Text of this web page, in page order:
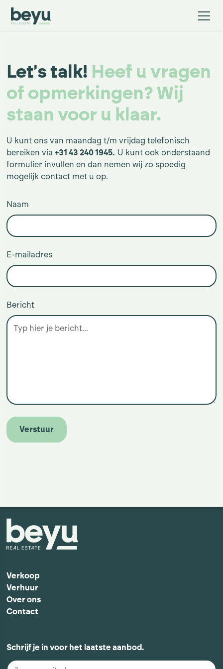
Let's talk! Heef u vragen
of opmerkingen? Wij
staan voor u klaar.
U kunt ons van maandag t/m vrijdag telefonisch
bereiken via+31 43 240 1945. U kunt ook onderstaand
formulier invullen en dan nemen wij zo spoedig
mogelijk contact met u op.
Naam
E-mailadres
Bericht
Verkoop
Verhuur
Over ons
Contact
Schrijf je in voor het laatste aanbod.